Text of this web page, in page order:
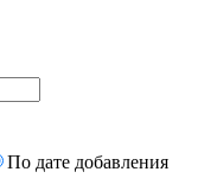
По дате добавления